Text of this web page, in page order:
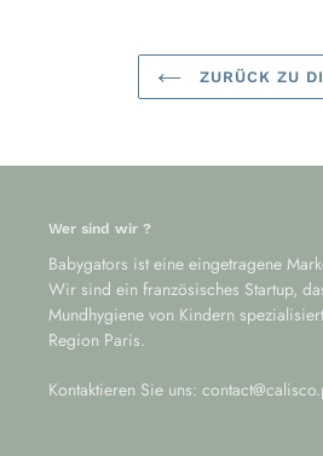
ZURÜCK ZU
Wer sind wir ?
Babygators ist eine eingetragene
Wir sind ein französisches Startup,
Mundhygiene von Kindern
Region Paris.
Kontaktieren Sie uns: